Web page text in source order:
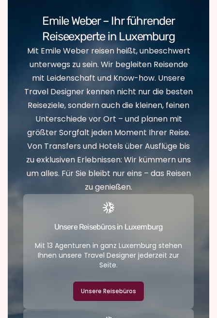
Emile Weber – Ihr führender
Reiseexperte in Luxemburg
Mit Emile Weber reisen heißt, unbeschwert
unterwegs zu sein. Wir begleiten Reisende
mit Leidenschaft und Know-how. Unsere
Travel Designer kennen nicht nur die besten
Reiseziele, sondern auch die kleinen, feinen
Unterschiede vor Ort – und planen mit
größter Sorgfalt jeden Moment Ihrer Reise.
Von Transfers und Hotels über Ausflüge bis
zu exklusiven Erlebnissen: Wir kümmern uns
um alles. Für Sie bleibt nur eins – das Reisen
zu genießen.
Unsere Reisebüros in Luxemburg
Mit 13 Agenturen in ganz Luxemburg stehen
Ihnen unsere Travel Designer jederzeit zur
Seite.
Unsere Reisebüros